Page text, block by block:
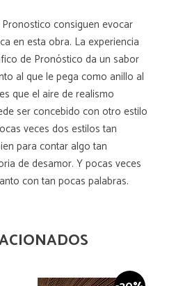
consiguen evocar
en esta obra. La experiencia
de Pronóstico da un sabor
al que le pega como anillo al
que el aire de realismo
ser concebido con otro estilo
veces dos estilos tan
para contar algo tan
de desamor. Y pocas veces
con tan pocas palabras.